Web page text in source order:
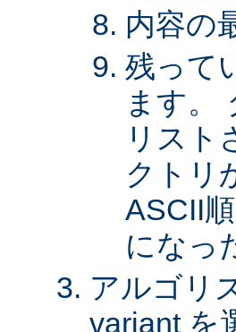
内容の
残って
ます。
リスト
クトリ
ASCII
になっ
アルゴリ
variant を